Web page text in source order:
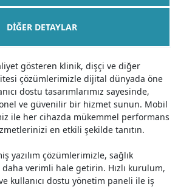
DIĞER DETAYLAR
gösteren klinik, dişçi ve diğer
çözümlerimizle dijital dünyada öne
dostu tasarımlarımız sayesinde,
ve güvenilir bir hizmet sunun. Mobil
ile her cihazda mükemmel performans
en etkili şekilde tanıtın.
yazılım çözümlerimizle, sağlık
verimli hale getirin. Hızlı kurulum,
kullanıcı dostu yönetim paneli ile iş